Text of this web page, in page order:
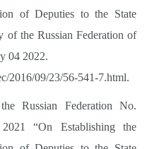
of Deputies to the State
of the Russian Federation of
04 2022.
2016/09/23/56-541-7.html.
Russian Federation No.
“On Establishing the